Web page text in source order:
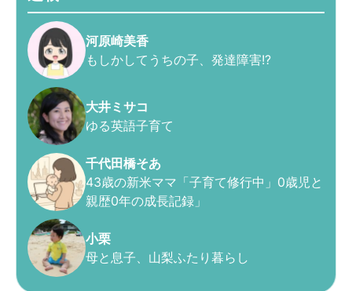
河原崎美香
もしかしてうちの子、発達障害!?
大井ミサコ
ゆる英語子育て
千代田橋そあ
43歳の新米ママ「子育て修行中」0歳児と
親歴0年の成長記録」
小栗
母と息子、山梨ふたり暮らし